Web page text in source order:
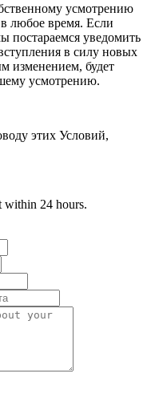
усмотрению
любое время. Если
постараемся уведомить
в силу новых
изменением, будет
усмотрению.
этих Условий,
within 24 hours.